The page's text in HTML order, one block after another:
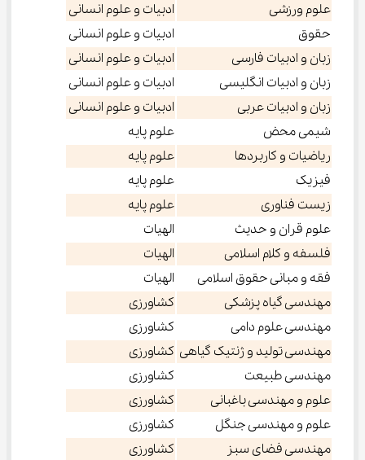
علوم ورزشی
ادبیات و علوم انسانی
حقوق
ادبیات و علوم انسانی
زبان و ادبیات فارسی
ادبیات و علوم انسانی
زبان و ادبیات انگلیسی
ادبیات و علوم انسانی
زبان و ادبیات عربی
ادبیات و علوم انسانی
شیمی محض
علوم پایه
ریاضیات و کاربردها
علوم پایه
فیزیک
علوم پایه
زیست فناوری
علوم پایه
علوم قران و حدیث
الهیات
فلسفه و کلام اسلامی
الهیات
فقه و مبانی حقوق اسلامی
الهیات
مهندسی گیاه پزشکی
کشاورزی
مهندسی علوم دامی
کشاورزی
مهندسی تولید و ژنتیک گیاهی کشاورزی
مهندسی طبیعت
کشاورزی
علوم و مهندسی باغبانی
کشاورزی
علوم و مهندسی جنگل
کشاورزی
مهندسی فضای سبز
کشاورزی